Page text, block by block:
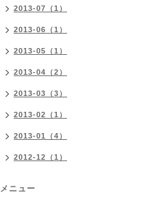
2013-07（1）
2013-06（1）
2013-05（1）
2013-04（2）
2013-03（3）
2013-02（1）
2013-01（4）
2012-12（1）
メニュー